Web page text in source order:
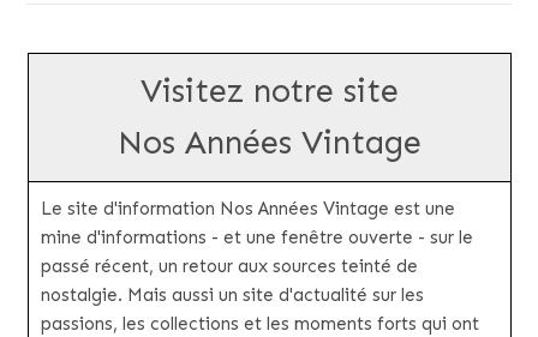
Visitez notre site
Nos Années Vintage
Le site d'information Nos Années Vintage est une
mine d'informations - et une fenêtre ouverte - sur le
passé récent, un retour aux sources teinté de
nostalgie. Mais aussi un site d'actualité sur les
passions, les collections et les moments forts qui ont